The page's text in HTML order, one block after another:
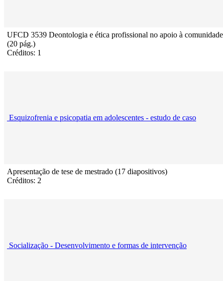
UFCD 3539 Deontologia e ética profissional no apoio à comunidade
(20 pág.)
Créditos: 1
Esquizofrenia e psicopatia em adolescentes - estudo de caso
Apresentação de tese de mestrado (17 diapositivos)
Créditos: 2
Socialização - Desenvolvimento e formas de intervenção